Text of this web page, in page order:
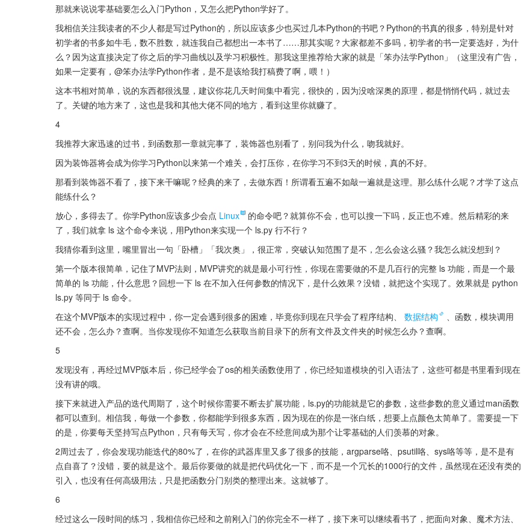
那就来说说零基础要怎么入门Python，又怎么把Python学好了。
我相信关注我读者的不少人都是写过Python的，所以应该多少也买过几本Python的书吧？Python的书真的很多，特别是针对
初学者的书多如牛毛，数不胜数，就连我自己都想出一本书了……那其实呢？大家都差不多吗，初学者的书一定要选好，为什
么？因为这直接决定了你之后的学习曲线以及学习积极性。那我这里推荐给大家的就是「笨办法学Python」（这里没有广告，
如果一定要有，@笨办法学Python作者，是不是该给我打稿费了啊，喂！）
这本书相对简单，说的东西都很浅显，建议你花几天时间集中看完，很快的，因为没啥深奥的原理，都是悄悄代码，就过去
了。关键的地方来了，这也是我和其他大佬不同的地方，看到这里你就赚了。
4
我推荐大家迅速的过书，到函数那一章就完事了，装饰器也别看了，别问我为什么，吻我就好。
因为装饰器将会成为你学习Python以来第一个难关，会打压你，在你学习不到3天的时候，真的不好。
那看到装饰器不看了，接下来干嘛呢？经典的来了，去做东西！所谓看五遍不如敲一遍就是这理。那么练什么呢？才学了这点
能练什么？
放心，多得去了。你学Python应该多少会点 Linux
的命令吧？就算你不会，也可以搜一下吗，反正也不难。然后精彩的来
了，我们就拿 ls 这个命令来说，用Python来实现一个 ls.py 行不行？
我猜你看到这里，嘴里冒出一句「卧槽」「我次奥」，很正常，突破认知范围了是不，怎么会这么骚？我怎么就没想到？
第一个版本很简单，记住了MVP法则，MVP讲究的就是最小可行性，你现在需要做的不是几百行的完整 ls 功能，而是一个最
简单的 ls 功能，什么意思？回想一下 ls 在不加入任何参数的情况下，是什么效果？没错，就把这个实现了。效果就是 python
ls.py 等同于 ls 命令。
在这个MVP版本的实现过程中，你一定会遇到很多的困难，毕竟你到现在只学会了程序结构、
数据结构
、函数，模块调用
还不会，怎么办？查啊。当你发现你不知道怎么获取当前目录下的所有文件及文件夹的时候怎么办？查啊。
5
发现没有，再经过MVP版本后，你已经学会了os的相关函数使用了，你已经知道模块的引入语法了，这些可都是书里看到现在
没有讲的哦。
接下来就进入产品的迭代周期了，这个时候你需要不断去扩展功能，ls.py的功能就是它的参数，这些参数的意义通过man函数
都可以查到。相信我，每做一个参数，你都能学到很多东西，因为现在的你是一张白纸，想要上点颜色太简单了。需要提一下
的是，你要每天坚持写点Python，只有每天写，你才会在不经意间成为那个让零基础的人们羡慕的对象。
2周过去了，你会发现功能迭代的80%了，在你的武器库里又多了很多的技能，argparse咯、psutil咯、sys咯等等，是不是有
点自喜了？没错，要的就是这个。最后你要做的就是把代码优化一下，而不是一个冗长的1000行的文件，虽然现在还没有类的
引入，也没有任何高级用法，只是把函数分门别类的整理出来。这就够了。
6
经过这么一段时间的练习，我相信你已经和之前刚入门的你完全不一样了，接下来可以继续看书了，把面向对象、魔术方法、